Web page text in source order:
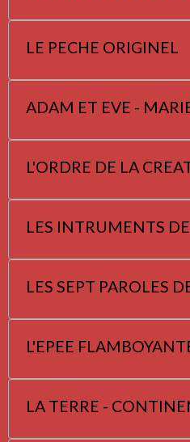
LE PECHE ORIGINEL
ADAM ET EVE -
L'ORDRE DE LA
LES INTRUMENTS
LES SEPT PAROLES
L'EPEE
LA TERRE -